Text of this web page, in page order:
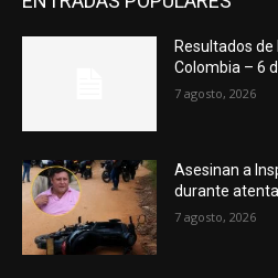
Resultados
Colombia – 6
7 agosto, 2026
Asesinan a
durante
7 agosto, 2026